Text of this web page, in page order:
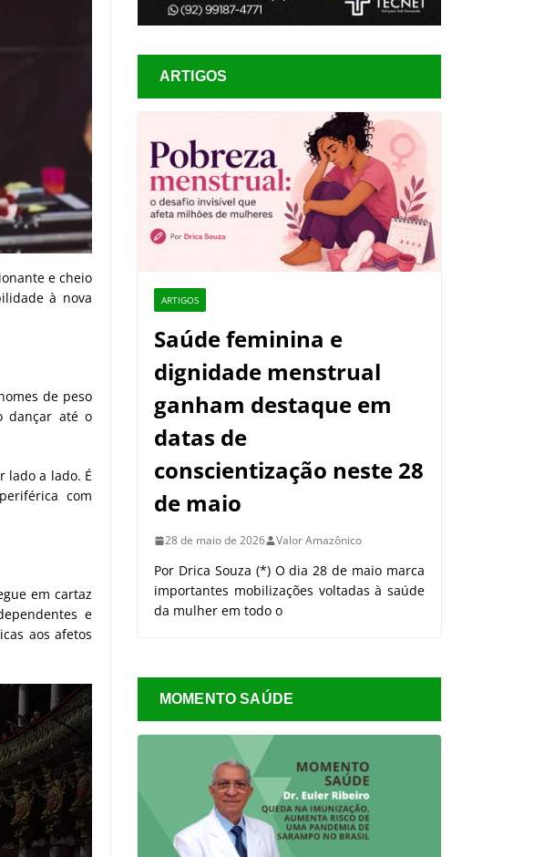
e cheio
à nova
de peso
dançar até o
lado a lado. É
com
em cartaz
e
aos afetos
ARTIGOS
ARTIGOS
Saúde feminina e
dignidade menstrual
ganham destaque em
datas de
conscientização neste 28
de maio
28 de maio de 2026 Valor Amazônico
Por Drica Souza (*) O dia 28 de maio marca
importantes mobilizações voltadas à saúde
da mulher em todo o
MOMENTO SAÚDE